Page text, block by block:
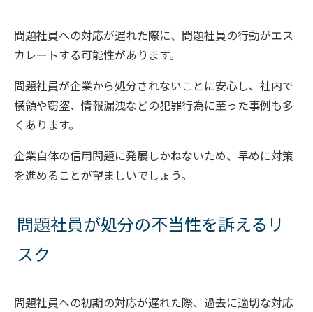
問題社員への対応が遅れた際に、問題社員の行動がエス
カレートする可能性があります。
問題社員が企業から処分されないことに安心し、社内で
横領や窃盗、情報漏洩などの犯罪行為に至った事例も多
くあります。
企業自体の信用問題に発展しかねないため、早めに対策
を進めることが望ましいでしょう。
問題社員が処分の不当性を訴えるリ
スク
問題社員への初期の対応が遅れた際、過去に適切な対応